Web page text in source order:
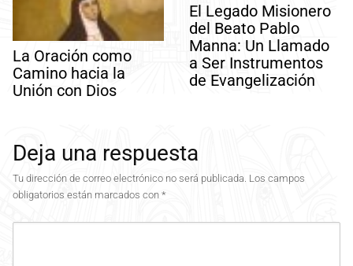
La Oración como
Camino hacia la
Unión con Dios
El Legado Misionero
del Beato Pablo
Manna: Un Llamado
a Ser Instrumentos
de Evangelización
Deja una respuesta
Tu dirección de correo electrónico no será publicada. Los campos
obligatorios están marcados con *